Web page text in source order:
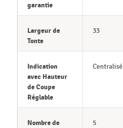
garantie
Largeur de
Tonte
33
Indication
avec Hauteur
de Coupe
Réglable
Centralisé
Nombre de
5